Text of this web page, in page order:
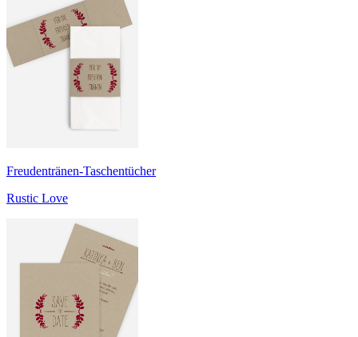
Freudentränen-Taschentücher
Rustic Love